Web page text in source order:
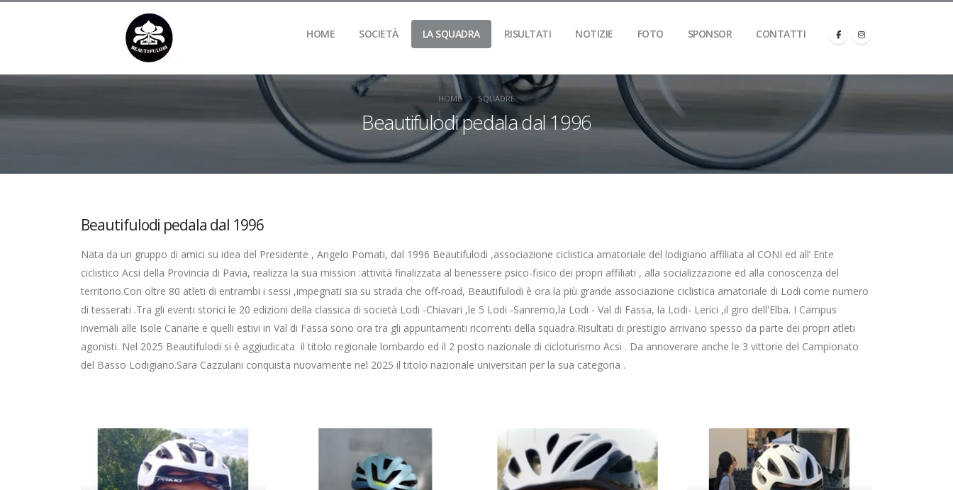
HOME SOCIETÀ LA SQUADRA RISULTATI NOTIZIE FOTO SPONSOR CONTATTI
Beautifulodi pedala dal 1996
HOME SQUADRE
Beautifulodi pedala dal 1996
Nata da un gruppo di amici su idea del Presidente , Angelo Pomati, dal 1996 Beautifulodi ,associazione ciclistica amatoriale del lodigiano affiliata al CONI ed all’ Ente
ciclistico Acsi della Provincia di Pavia, realizza la sua mission :attività finalizzata al benessere psico-fisico dei propri affiliati , alla socializzazione ed alla conoscenza del
territorio.Con oltre 80 atleti di entrambi i sessi ,impegnati sia su strada che off-road, Beautifulodi è ora la più grande associazione ciclistica amatoriale di Lodi come numero
di tesserati .Tra gli eventi storici le 20 edizioni della classica di società Lodi -Chiavari ,le 5 Lodi -Sanremo,la Lodi - Val di Fassa, la Lodi- Lerici ,il giro dell'Elba. I Campus
invernali alle Isole Canarie e quelli estivi in Val di Fassa sono ora tra gli appuntamenti ricorrenti della squadra.Risultati di prestigio arrivano spesso da parte dei propri atleti
agonisti. Nel 2025 Beautifulodi si è aggiudicata il titolo regionale lombardo ed il 2 posto nazionale di cicloturismo Acsi . Da annoverare anche le 3 vittorie del Campionato
del Basso Lodigiano.Sara Cazzulani conquista nuovamente nel 2025 il titolo nazionale universitari per la sua categoria .